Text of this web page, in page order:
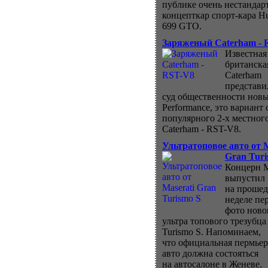
публике очень
концепткар спорт-кара
699 GTO.
Заряженый Caterham -
Известная
Caterham
суд общественности
Performance, это вариант
популярного 2-х
Caterham - RST-V8.
Ультратоповое авто от
Gran
Концерн
выпустил
на
неделе
фото
ультра топового
Turismo S. Напоминаем,
что официальная
авто должна состояться
на автосалоне в Женеве.